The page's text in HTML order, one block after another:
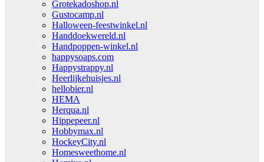
Grotekadoshop.nl
Gustocamp.nl
Halloween-feestwinkel.nl
Handdoekwereld.nl
Handpoppen-winkel.nl
happysoaps.com
Happystrappy.nl
Heerlijkehuisjes.nl
hellobier.nl
HEMA
Herqua.nl
Hippepeer.nl
Hobbymax.nl
HockeyCity.nl
Homesweethome.nl